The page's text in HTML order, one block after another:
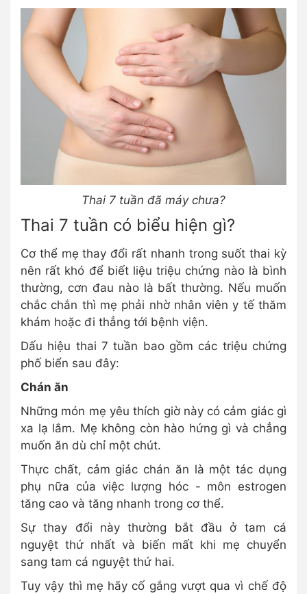
Thai 7 tuần đã máy chưa?
Thai 7 tuần có biểu hiện gì?
Cơ thể mẹ thay đổi rất nhanh trong suốt thai kỳ
nên rất khó để biết liệu triệu chứng nào là bình
thường, cơn đau nào là bất thường. Nếu muốn
chắc chắn thì mẹ phải nhờ nhân viên y tế thăm
khám hoặc đi thẳng tới bệnh viện.
Dấu hiệu thai 7 tuần bao gồm các triệu chứng
phố biển sau đây:
Chán ăn
Những món mẹ yêu thích giờ này có cảm giác gì
xa lạ lắm. Mẹ không còn hào hứng gì và chẳng
muốn ăn dù chỉ một chút.
Thực chất, cảm giác chán ăn là một tác dụng
phụ nữa của việc lượng hóc - môn estrogen
tăng cao và tăng nhanh trong cơ thể.
Sự thay đổi này thường bắt đầu ở tam cá
nguyệt thứ nhất và biến mất khi mẹ chuyển
sang tam cá nguyệt thứ hai.
Tuy vậy thì mẹ hãy cố gắng vượt qua vì chế độ